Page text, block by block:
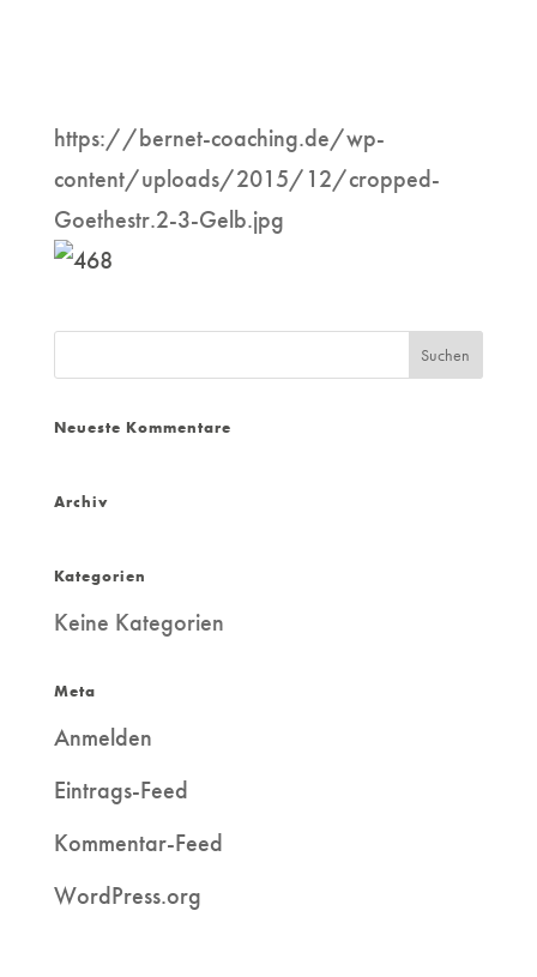
https://bernet-coaching.de/wp-
content/uploads/2015/12/cropped-
Goethestr.2-3-Gelb.jpg
Neueste Kommentare
Archiv
Kategorien
Keine Kategorien
Meta
Anmelden
Eintrags-Feed
Kommentar-Feed
WordPress.org